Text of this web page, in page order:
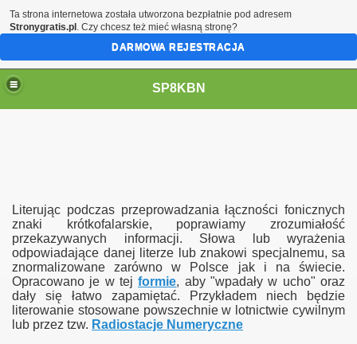
SP8KBN
Literując podczas przeprowadzania łączności fonicznych
znaki krótkofalarskie, poprawiamy zrozumiałość
przekazywanych informacji. Słowa lub wyrażenia
odpowiadające danej literze lub znakowi specjalnemu, sa
znormalizowane zarówno w Polsce jak i na świecie.
Opracowano je w tejformie, aby "wpadały w ucho" oraz
dały się łatwo zapamiętać. Przykładem niech będzie
literowanie stosowane powszechnie w lotnictwie cywilnym
lub przez tzw. Radiostacje Numeryczne
Ta strona internetowa została utworzona bezpłatnie pod adresem
Stronygratis.pl . Czy chcesz też mieć własną stronę?
DARMOWA REJESTRACJA